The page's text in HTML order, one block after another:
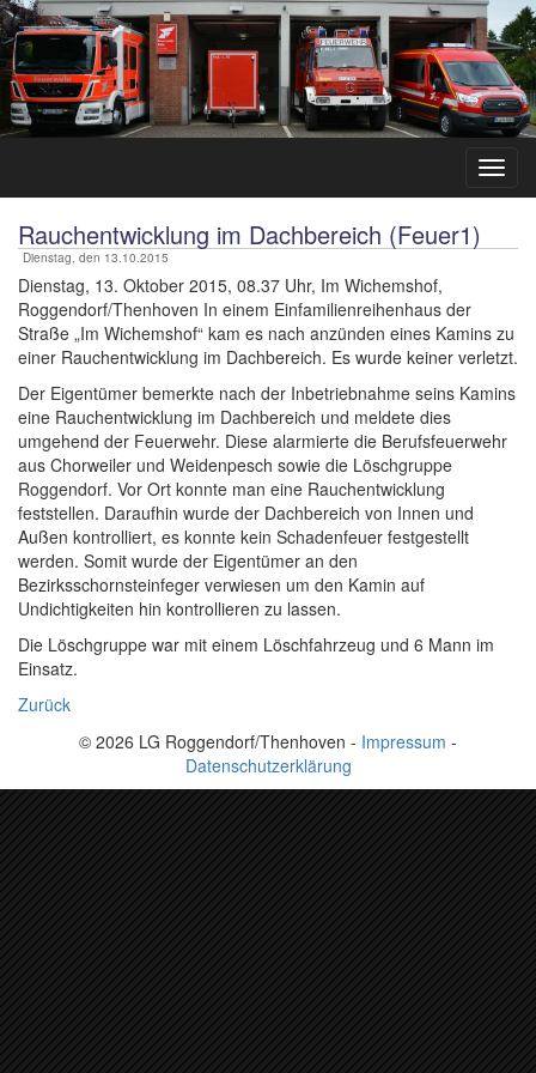
Rauchentwicklung im Dachbereich (Feuer1)
Dienstag, den 13.10.2015
Dienstag, 13. Oktober 2015, 08.37 Uhr, Im Wichemshof,
Roggendorf/Thenhoven In einem Einfamilienreihenhaus der
Straße „Im Wichemshof“ kam es nach anzünden eines Kamins zu
einer Rauchentwicklung im Dachbereich. Es wurde keiner verletzt.
Der Eigentümer bemerkte nach der Inbetriebnahme seins Kamins
eine Rauchentwicklung im Dachbereich und meldete dies
umgehend der Feuerwehr. Diese alarmierte die Berufsfeuerwehr
aus Chorweiler und Weidenpesch sowie die Löschgruppe
Roggendorf. Vor Ort konnte man eine Rauchentwicklung
feststellen. Daraufhin wurde der Dachbereich von Innen und
Außen kontrolliert, es konnte kein Schadenfeuer festgestellt
werden. Somit wurde der Eigentümer an den
Bezirksschornsteinfeger verwiesen um den Kamin auf
Undichtigkeiten hin kontrollieren zu lassen.
Die Löschgruppe war mit einem Löschfahrzeug und 6 Mann im
Einsatz.
Zurück
© 2026 LG Roggendorf/Thenhoven - Impressum -
Datenschutzerklärung